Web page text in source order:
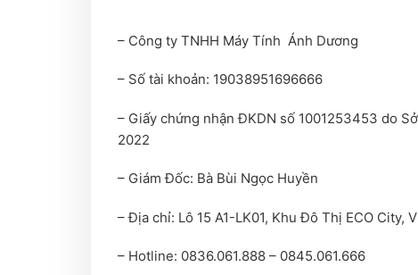
– Công ty TNHH Máy Tính Ánh Dương
– Số tài khoản: 19038951696666
– Giấy chứng nhận ĐKDN số 1001253453 do
2022
– Giám Đốc: Bà Bùi Ngọc Huyền
– Địa chỉ: Lô 15 A1-LK01, Khu Đô Thị ECO City,
– Hotline: 0836.061.888 – 0845.061.666